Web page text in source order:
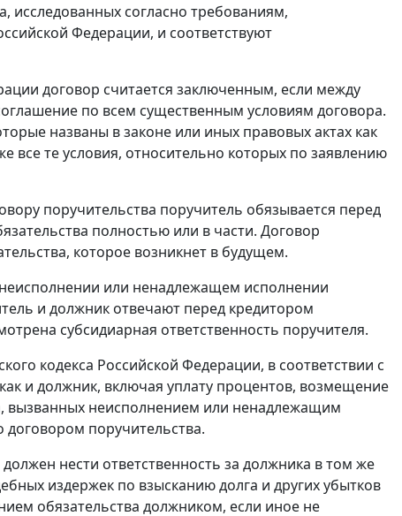
исследованных согласно требованиям,
Федерации, и соответствуют
договор считается заключенным, если между
по всем существенным условиям договора.
названы в законе или иных правовых актах как
все те условия, относительно которых по заявлению
поручительства поручитель обязывается перед
полностью или в части. Договор
которое возникнет в будущем.
или ненадлежащем исполнении
и должник отвечают перед кредитором
субсидиарная ответственность поручителя.
кодекса Российской Федерации, в соответствии с
и должник, включая уплату процентов, возмещение
вызванных неисполнением или ненадлежащим
поручительства.
нести ответственность за должника в том же
издержек по взысканию долга и других убытков
обязательства должником, если иное не